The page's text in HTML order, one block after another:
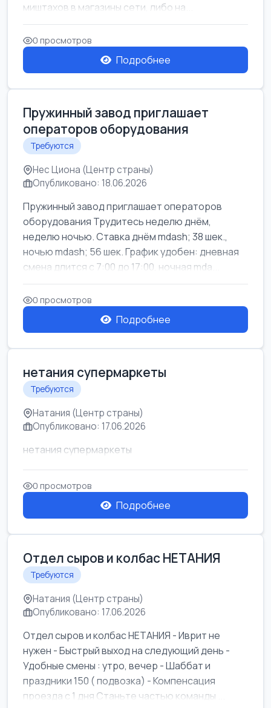
миштахов в магазины сети, либо на...
0 просмотров
Подробнее
Пружинный завод приглашает
операторов оборудования
Требуются
Нес Циона (Центр страны)
Опубликовано: 18.06.2026
Пружинный завод приглашает операторов
оборудования Трудитесь неделю днём,
неделю ночью. Ставка днём mdash; 38 шек.,
ночью mdash; 56 шек. График удобен: дневная
смена длится с 7:00 до 17:00, ночная mda...
0 просмотров
Подробнее
нетания супермаркеты
Требуются
Натания (Центр страны)
Опубликовано: 17.06.2026
нетания супермаркеты
0 просмотров
Подробнее
Отдел сыров и колбас НЕТАНИЯ
Требуются
Натания (Центр страны)
Опубликовано: 17.06.2026
Отдел сыров и колбас НЕТАНИЯ - Иврит не
нужен - Быстрый выход на следующий день -
Удобные смены : утро, вечер - Шаббат и
праздники 150 ( подвозка) - Компенсация
проезда с 1 дня Станьте частью команды ...